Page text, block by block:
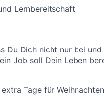
Lernbereitschaft
Du Dich nicht nur bei
Job soll Dein Leben
Tage für